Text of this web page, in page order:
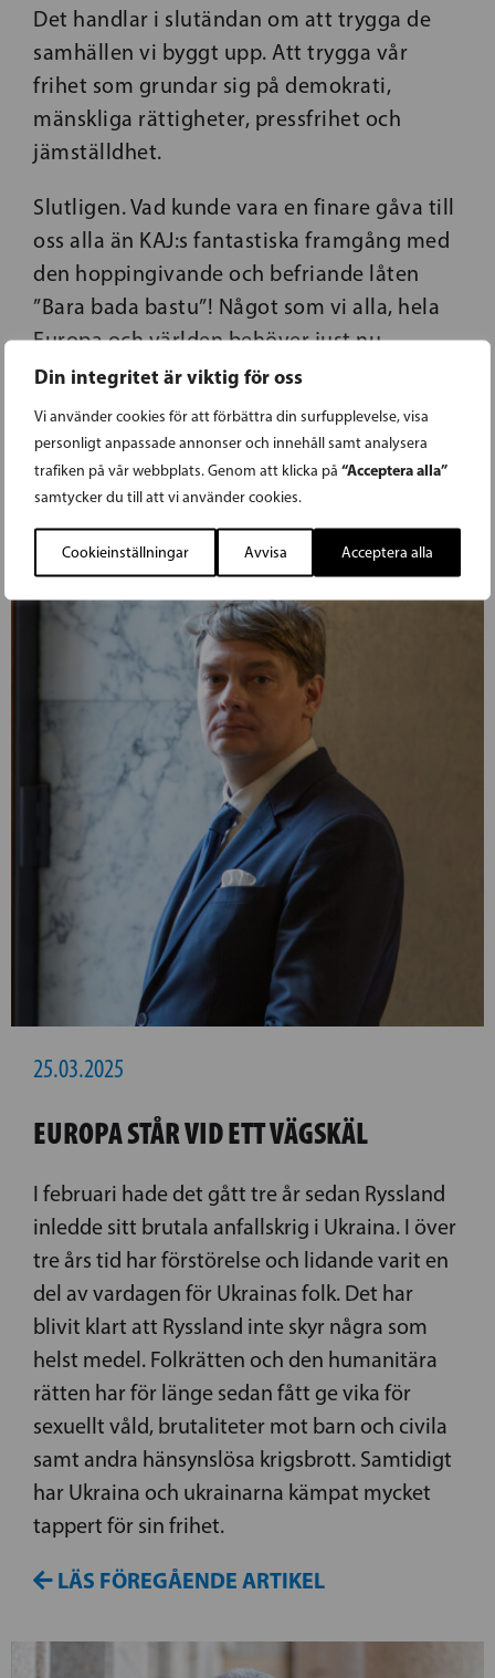
Din integritet är viktig för oss
Vi använder cookies för att förbättra din surfupplevelse, visa
personligt anpassade annonser och innehåll samt analysera
trafiken på vår webbplats. Genom att klicka på “Acceptera alla”
samtycker du till att vi använder cookies.
Cookieinställningar Avvisa Acceptera alla
Det handlar i slutändan om att trygga de
samhällen vi byggt upp. Att trygga vår
frihet som grundar sig på demokrati,
mänskliga rättigheter, pressfrihet och
jämställdhet.
Slutligen. Vad kunde vara en finare gåva till
oss alla än KAJ:s fantastiska framgång med
den hoppingivande och befriande låten
”Bara bada bastu”! Något som vi alla, hela
Europa och världen behöver just nu.
Bild: Michel Christen / EP
25.03.2025
EUROPA STÅR VID ETT VÄGSKÄL
I februari hade det gått tre år sedan Ryssland
inledde sitt brutala anfallskrig i Ukraina. I över
tre års tid har förstörelse och lidande varit en
del av vardagen för Ukrainas folk. Det har
blivit klart att Ryssland inte skyr några som
helst medel. Folkrätten och den humanitära
rätten har för länge sedan fått ge vika för
sexuellt våld, brutaliteter mot barn och civila
samt andra hänsynslösa krigsbrott. Samtidigt
har Ukraina och ukrainarna kämpat mycket
tappert för sin frihet.
LÄS FÖREGÅENDE ARTIKEL